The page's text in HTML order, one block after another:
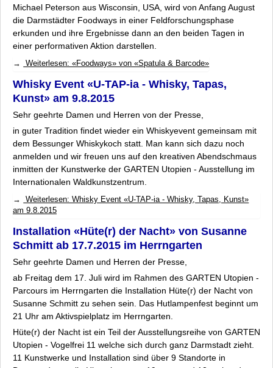
Michael Peterson aus Wisconsin, USA, wird von Anfang August
die Darmstädter Foodways in einer Feldforschungsphase
erkunden und ihre Ergebnisse dann an den beiden Tagen in
einer performativen Aktion darstellen.
Weiterlesen: «Foodways» von «Spatula & Barcode»
Whisky Event «U-TAP-ia - Whisky, Tapas,
Kunst» am 9.8.2015
Sehr geehrte Damen und Herren von der Presse,
in guter Tradition findet wieder ein Whiskyevent gemeinsam mit
dem Bessunger Whiskykoch statt. Man kann sich dazu noch
anmelden und wir freuen uns auf den kreativen Abendschmaus
inmitten der Kunstwerke der GARTEN Utopien - Ausstellung im
Internationalen Waldkunstzentrum.
Weiterlesen: Whisky Event «U-TAP-ia - Whisky, Tapas, Kunst»
am 9.8.2015
Installation «Hüte(r) der Nacht» von Susanne
Schmitt ab 17.7.2015 im Herrngarten
Sehr geehrte Damen und Herren der Presse,
ab Freitag dem 17. Juli wird im Rahmen des GARTEN Utopien -
Parcours im Herrngarten die Installation Hüte(r) der Nacht von
Susanne Schmitt zu sehen sein. Das Hutlampenfest beginnt um
21 Uhr am Aktivspielplatz im Herrngarten.
Hüte(r) der Nacht ist ein Teil der Ausstellungsreihe von GARTEN
Utopien - Vogelfrei 11 welche sich durch ganz Darmstadt zieht.
11 Kunstwerke und Installation sind über 9 Standorte in